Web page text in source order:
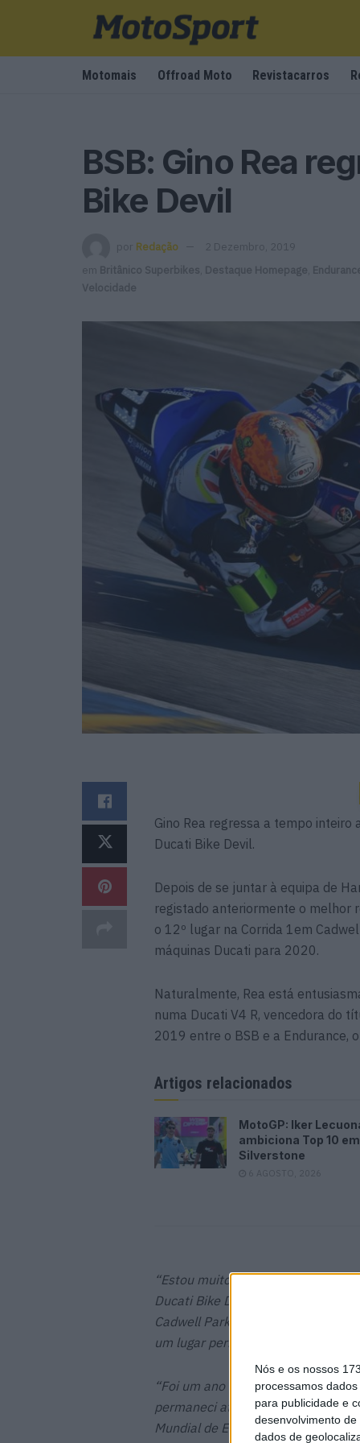
Nós e os nossos
processamos
para publicidade e
desenvolvimento de
dados de
Motomais Offroad Moto Revistacarros
BSB: Gino Rea
Bike Devil
por Redação
2 Dezembro, 2019
em
Britânico Superbikes Destaque Homepage
Velocidade
Gino Rea regressa a tempo
Ducati Bike Devil.
Depois de se juntar à equipa de
registado anteriormente o melhor
o 12º lugar na Corrida 1em
máquinas Ducati para 2020.
Naturalmente, Rea está
numa Ducati V4 R, vencedora do
2019 entre o BSB e a Endurance,
Artigos relacionados
MotoGP: Iker
ambiciona Top 10 em
Silverstone
6 AGOSTO, 2026
“Estou muito empolgado e grato
Ducati Bike Devil. Depois de
Cadwell Park, onde conquistámos
um lugar permanente na próxima
“Foi um ano difícil, ficar a assistir
permaneci ativo e aprendi muito
Mundial de Endurance. Isso